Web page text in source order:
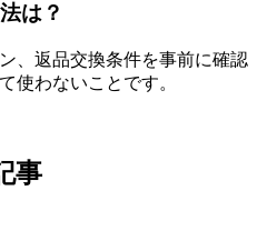
は？
、返品交換条件を事前に確認
使わないことです。
事